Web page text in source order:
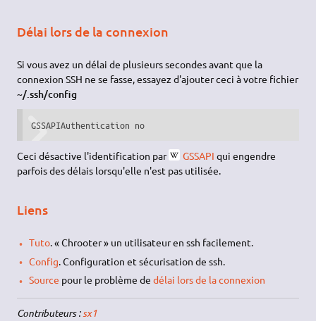
Délai lors de la connexion
Si vous avez un délai de plusieurs secondes avant que la
connexion SSH ne se fasse, essayez d'ajouter ceci à votre fichier
~/.ssh/config
GSSAPIAuthentication no
Ceci désactive l'identification par GSSAPI qui engendre
parfois des délais lorsqu'elle n'est pas utilisée.
Liens
Tuto. « Chrooter » un utilisateur en ssh facilement.
Config. Configuration et sécurisation de ssh.
Source pour le problème de délai lors de la connexion
Contributeurs :sx1